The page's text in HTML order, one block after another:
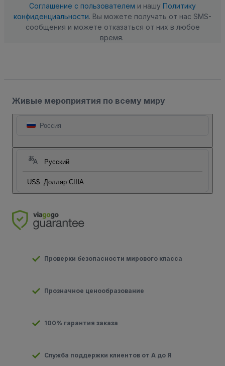
Соглашение с пользователем и нашу Политику
конфиденциальности. Вы можете получать от нас SMS-
сообщения и можете отказаться от них в любое
время.
Живые мероприятия по всему миру
Россия
Русский
US$ Доллар США
Проверки безопасности мирового класса
Прозначное ценообразование
100% гарантия заказа
Служба поддержки клиентов от А до Я